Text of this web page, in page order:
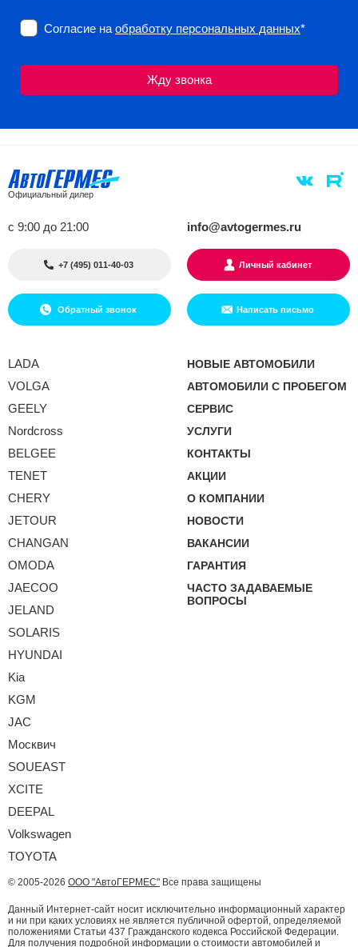
Согласие на обработку персональных данных*
Официальный дилер
с 9:00 до 21:00 info@avtogermes.ru
+7 (495) 011-40-03 Личный кабинет
Обратный звонок Написать письмо
LADA
VOLGA
GEELY
Nordcross
BELGEE
TENET
CHERY
JETOUR
CHANGAN
OMODA
JAECOO
JELAND
SOLARIS
HYUNDAI
Kia
KGM
JAC
Москвич
SOUEAST
XCITE
DEEPAL
Volkswagen
TOYOTA
НОВЫЕ АВТОМОБИЛИ
АВТОМОБИЛИ С ПРОБЕГОМ
СЕРВИС
УСЛУГИ
КОНТАКТЫ
АКЦИИ
О КОМПАНИИ
НОВОСТИ
ВАКАНСИИ
ГАРАНТИЯ
ЧАСТО ЗАДАВАЕМЫЕ
ВОПРОСЫ
© 2005-2026 ООО "АвтоГЕРМЕС" Все права защищены
Данный Интернет-сайт носит исключительно информационный характер
и ни при каких условиях не является публичной офертой, определяемой
положениями Статьи 437 Гражданского кодекса Российской Федерации.
Для получения подробной информации о стоимости автомобилей и